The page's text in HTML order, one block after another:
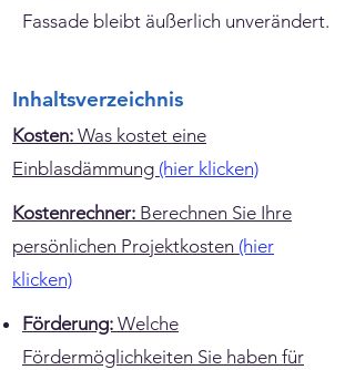
Fassade bleibt äußerlich unverändert.
Inhaltsverzeichnis
Kosten: Was kostet eine
Einblasdämmung (hier klicken)
Kostenrechner: Berechnen Sie Ihre
persönlichen Projektkosten (hier
klicken)
Förderung: Welche
Fördermöglichkeiten Sie haben für